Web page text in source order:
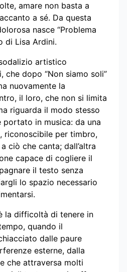
amare non basta a
a sé. Da questa
nasce “Problema
di Lisa Ardini.
artistico
che dopo “Non siamo soli”
nuovamente la
il loro, che non si limita
riguarda il modo stesso
portato in musica: da una
riconoscibile per timbro,
ciò che canta; dall’altra
capace di cogliere il
il testo senza
lo spazio necessario
la difficoltà di tenere in
quando il
dalle paure
esterne, dalla
che attraversa molti